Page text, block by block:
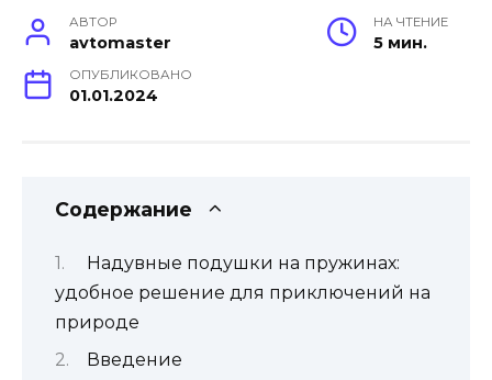
АВТОР
avtomaster
НА ЧТЕНИЕ
5 мин.
ОПУБЛИКОВАНО
01.01.2024
Содержание
Надувные подушки на пружинах:
удобное решение для приключений на
природе
Введение